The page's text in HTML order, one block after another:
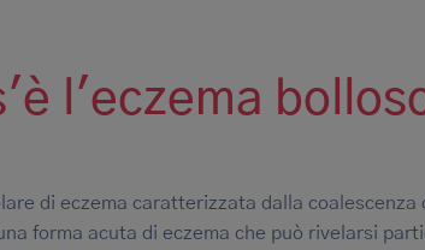
l'eczema
di eczema caratterizzata dalla
forma acuta di eczema che può rivelarsi